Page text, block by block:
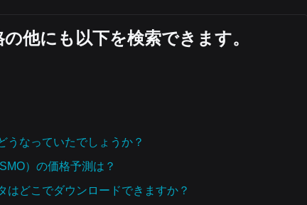
他にも以下を検索できます。
うなっていたでしょうか？
）の価格予測は？
はどこでダウンロードできますか？